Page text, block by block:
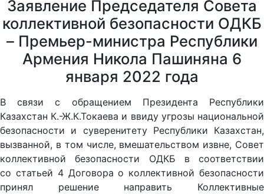
Заявление Председателя Совета
коллективной безопасности ОДКБ
– Премьер-министра Республики
Армения Никола Пашиняна 6
января 2022 года
В связи с обращением Президента Республики
Казахстан К.-Ж.К.Токаева и ввиду угрозы национальной
безопасности и суверенитету Республики Казахстан,
вызванной, в том числе, вмешательством извне, Совет
коллективной безопасности ОДКБ в соответствии
со статьей 4 Договора о коллективной безопасности
принял решение направить Коллективные